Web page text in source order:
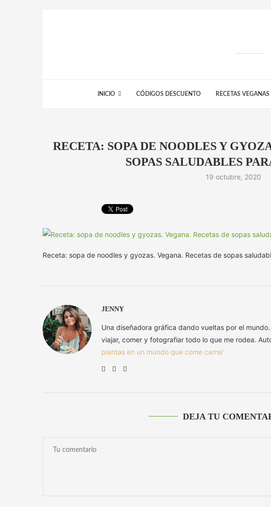
INICIO CÓDIGOS DESCUENTO RECETAS VEGANAS
RECETA: SOPA DE NOODLES Y
SOPAS SALUDABLES
19 octubre, 2020
Receta: sopa de noodles y gyozas. Vegana. Recetas de sopas
JENNY
Una diseñadora gráfica dando vueltas por el
viajar, comer y fotografiar todo lo que me rodea.
plantas en un mundo que come carne'
DEJA TU